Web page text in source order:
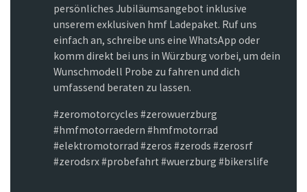
persönliches Jubiläumsangebot inklusive
unserem exklusiven hmf Ladepaket. Ruf uns
einfach an, schreibe uns eine WhatsApp oder
komm direkt bei uns in Würzburg vorbei, um dein
Wunschmodell Probe zu fahren und dich
umfassend beraten zu lassen.
#zeromotorcycles #zerowuerzburg
#hmfmotorraedern #hmfmotorrad
#elektromotorrad #zeros #zerods #zerosrf
#zerodsrx #probefahrt #wuerzburg #bikerslife